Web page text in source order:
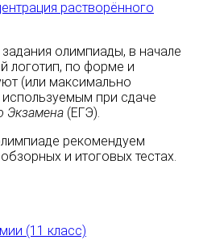
растворённого
олимпиады, в начале
логотип, по форме и
(или максимально
при сдаче
Экзамена (ЕГЭ).
рекомендуем
и итоговых тестах.
(11 класс)